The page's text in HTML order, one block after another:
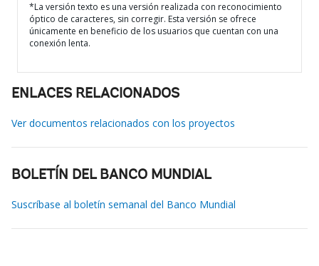
*La versión texto es una versión realizada con reconocimiento
óptico de caracteres, sin corregir. Esta versión se ofrece
únicamente en beneficio de los usuarios que cuentan con una
conexión lenta.
ENLACES RELACIONADOS
Ver documentos relacionados con los proyectos
BOLETÍN DEL BANCO MUNDIAL
Suscríbase al boletín semanal del Banco Mundial